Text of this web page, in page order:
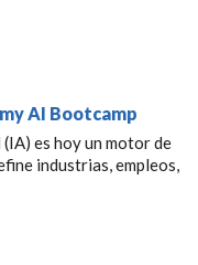
AI Bootcamp
es hoy un motor de
industrias, empleos,